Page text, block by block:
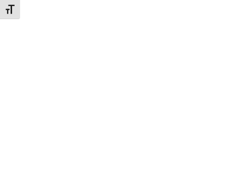
Toggle Font size